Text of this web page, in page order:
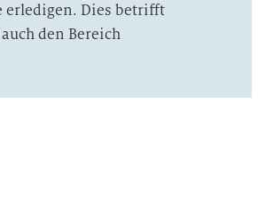
erledigen. Dies betrifft
den Bereich